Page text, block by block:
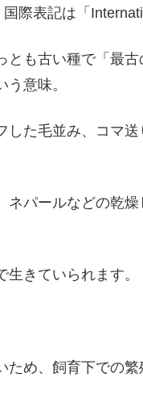
国際表記は「
も古い種で「最
意味。
た毛並み、コマ
パールなどの乾
きていられます。
め、飼育下での